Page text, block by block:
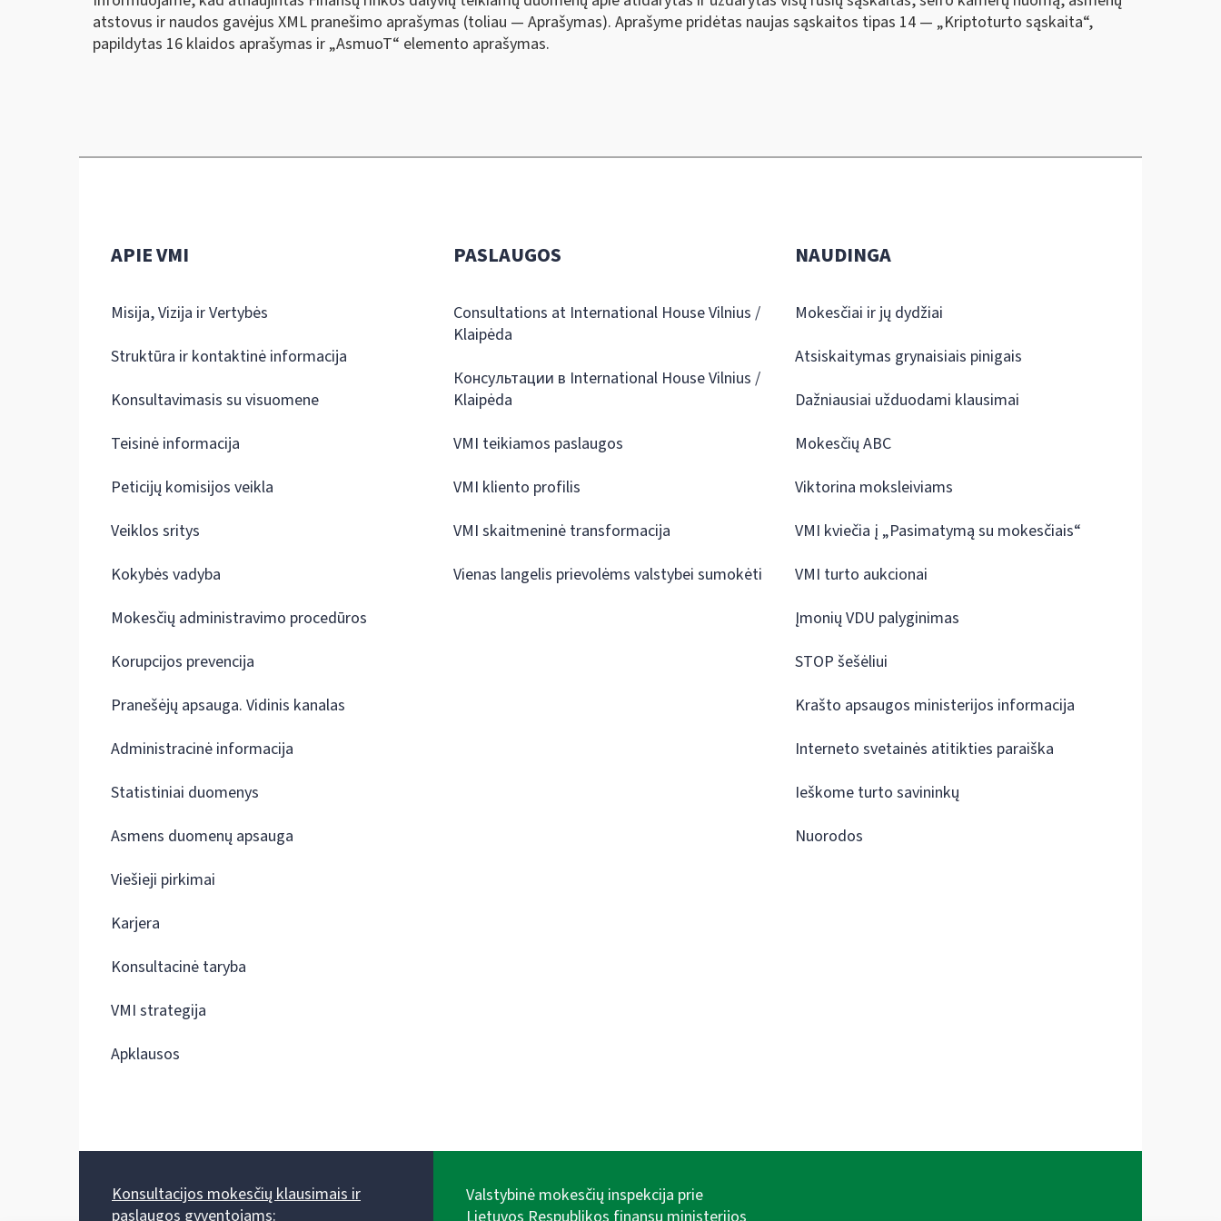
atstovus ir naudos gavėjus XML pranešimo aprašymas (toliau — Aprašymas). Aprašyme pridėtas naujas sąskaitos tipas 14 — „Kriptoturto sąskaita“,
papildytas 16 klaidos aprašymas ir „AsmuoT“ elemento aprašymas.
APIE VMI
Misija, Vizija ir Vertybės
Struktūra ir kontaktinė informacija
Konsultavimasis su visuomene
Teisinė informacija
Peticijų komisijos veikla
Veiklos sritys
Kokybės vadyba
Mokesčių administravimo procedūros
Korupcijos prevencija
Pranešėjų apsauga. Vidinis kanalas
Administracinė informacija
Statistiniai duomenys
Asmens duomenų apsauga
Viešieji pirkimai
Karjera
Konsultacinė taryba
VMI strategija
Apklausos
PASLAUGOS
Consultations at International House Vilnius /
Klaipėda
Консультации в International House Vilnius /
Klaipėda
VMI teikiamos paslaugos
VMI kliento profilis
VMI skaitmeninė transformacija
Vienas langelis prievolėms valstybei sumokėti
NAUDINGA
Mokesčiai ir jų dydžiai
Atsiskaitymas grynaisiais pinigais
Dažniausiai užduodami klausimai
Mokesčių ABC
Viktorina moksleiviams
VMI kviečia į „Pasimatymą su mokesčiais“
VMI turto aukcionai
Įmonių VDU palyginimas
STOP šešėliui
Krašto apsaugos ministerijos informacija
Interneto svetainės atitikties paraiška
Ieškome turto savininkų
Nuorodos
Konsultacijos mokesčių klausimais ir
paslaugos gyventojams:
Valstybinė mokesčių inspekcija prie